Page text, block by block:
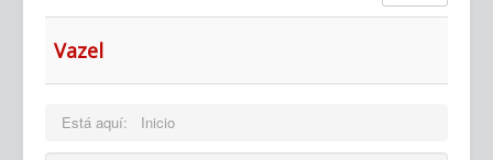
Vazel
Está aquí: Inicio